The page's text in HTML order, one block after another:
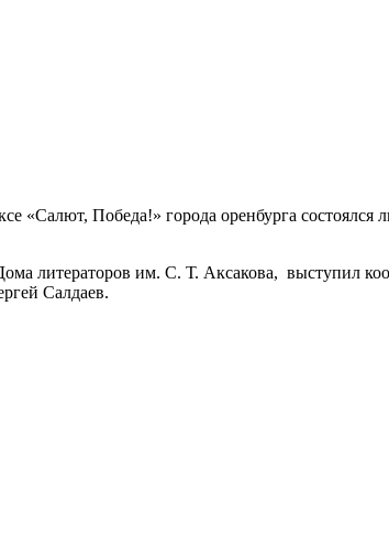
«Салют, Победа!» города оренбурга состоялся
литераторов им. С. Т. Аксакова, выступил
Салдаев.